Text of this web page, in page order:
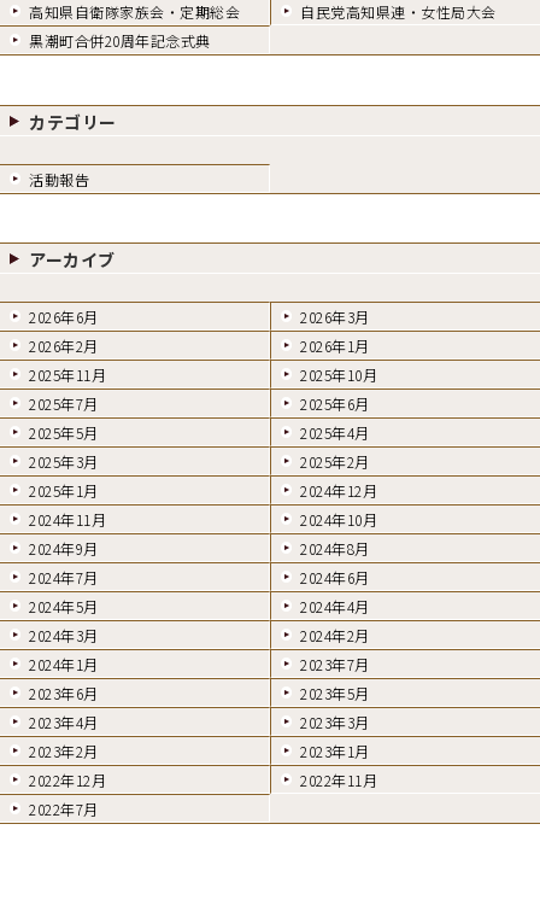
高知県自衛隊家族会・定期総会
自民党高知県連・女性局大会
黒潮町合併20周年記念式典
カテゴリー
活動報告
アーカイブ
2026年6月
2026年3月
2026年2月
2026年1月
2025年11月
2025年10月
2025年7月
2025年6月
2025年5月
2025年4月
2025年3月
2025年2月
2025年1月
2024年12月
2024年11月
2024年10月
2024年9月
2024年8月
2024年7月
2024年6月
2024年5月
2024年4月
2024年3月
2024年2月
2024年1月
2023年7月
2023年6月
2023年5月
2023年4月
2023年3月
2023年2月
2023年1月
2022年12月
2022年11月
2022年7月